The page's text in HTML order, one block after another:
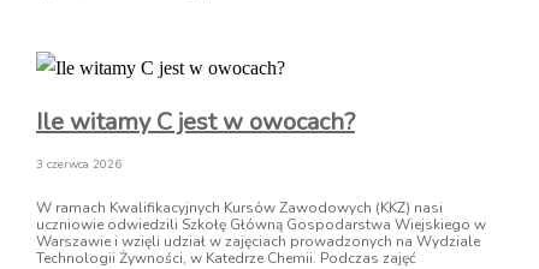
Ile witamy C jest w owocach?
3 czerwca 2026
W ramach Kwalifikacyjnych Kursów Zawodowych (KKZ) nasi
uczniowie odwiedzili Szkołę Główną Gospodarstwa Wiejskiego w
Warszawie i wzięli udział w zajęciach prowadzonych na Wydziale
Technologii Żywności, w Katedrze Chemii. Podczas zajęć